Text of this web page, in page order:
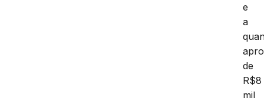
e
a
de
R$8
mil